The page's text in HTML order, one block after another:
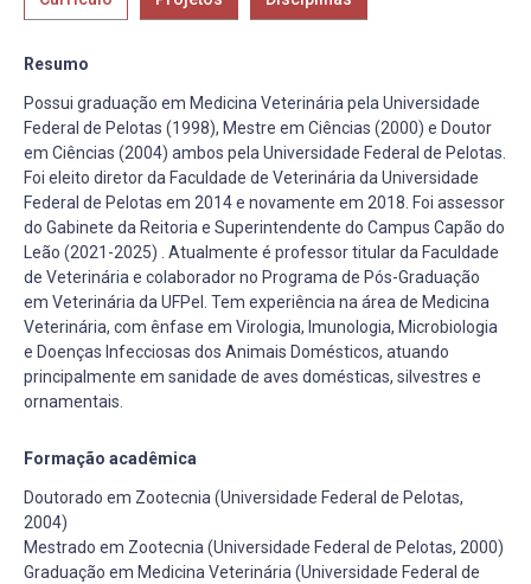
Resumo
Possui graduação em Medicina Veterinária pela Universidade
Federal de Pelotas (1998), Mestre em Ciências (2000) e Doutor
em Ciências (2004) ambos pela Universidade Federal de Pelotas.
Foi eleito diretor da Faculdade de Veterinária da Universidade
Federal de Pelotas em 2014 e novamente em 2018. Foi assessor
do Gabinete da Reitoria e Superintendente do Campus Capão do
Leão (2021-2025) . Atualmente é professor titular da Faculdade
de Veterinária e colaborador no Programa de Pós-Graduação
em Veterinária da UFPel. Tem experiência na área de Medicina
Veterinária, com ênfase em Virologia, Imunologia, Microbiologia
e Doenças Infecciosas dos Animais Domésticos, atuando
principalmente em sanidade de aves domésticas, silvestres e
ornamentais.
Formação acadêmica
Doutorado em Zootecnia (Universidade Federal de Pelotas,
2004)
Mestrado em Zootecnia (Universidade Federal de Pelotas, 2000)
Graduação em Medicina Veterinária (Universidade Federal de